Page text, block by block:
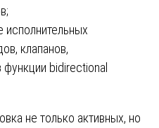
исполнительных
клапанов,
bidirectional
не только активных, но